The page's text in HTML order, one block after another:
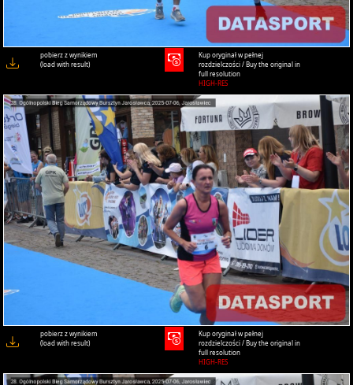
pobierz z wynikiem
(load with result)
Kup oryginał w pełnej
rozdzielczości / Buy the original in
full resolution
HIGH-RES
pobierz z wynikiem
(load with result)
Kup oryginał w pełnej
rozdzielczości / Buy the original in
full resolution
HIGH-RES